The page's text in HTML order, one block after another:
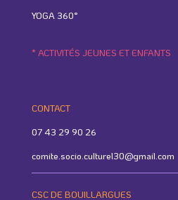
YOGA 360°
* ACTIVITÉS JEUNES ET ENFANTS
CONTACT
07 43 29 90 26
comite.socio.culturel30@gmail.com
CSC DE BOUILLARGUES